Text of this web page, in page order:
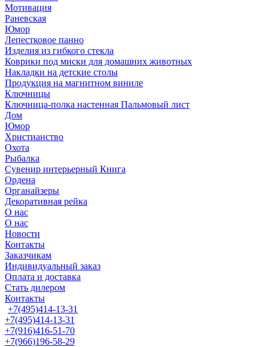
Мотивация
Раневская
Юмор
Лепестковое панно
Изделия из гибкого стекла
Коврики под миски для домашних животных
Накладки на детские столы
Продукция на магнитном виниле
Ключницы
Ключница-полка настенная Пальмовый лист
Дом
Юмор
Христианство
Охота
Рыбалка
Сувенир интерьерный Книга
Ордена
Органайзеры
Декоративная рейка
О нас
О нас
Новости
Контакты
Заказчикам
Индивидуальный заказ
Оплата и доставка
Стать дилером
Контакты
+7(495)414-13-31
+7(495)414-13-31
+7(916)416-51-70
+7(966)196-58-29